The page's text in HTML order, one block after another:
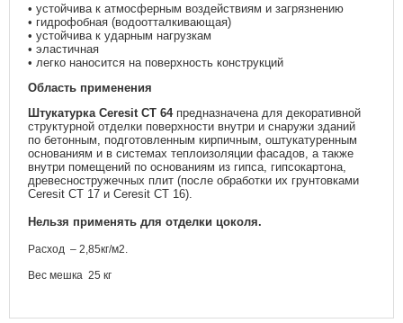
• устойчива к атмосферным воздействиям и загрязнению
• гидрофобная (водоотталкивающая)
• устойчива к ударным нагрузкам
• эластичная
• легко наносится на поверхность конструкций
Область применения
Штукатурка Ceresit CT 64предназначена для декоративной
структурной отделки поверхности внутри и снаружи зданий
по бетонным, подготовленным кирпичным, оштукатуренным
основаниям и в системах теплоизоляции фасадов, а также
внутри помещений по основаниям из гипса, гипсокартона,
древесностружечных плит (после обработки их грунтовками
Ceresit CT 17 и Ceresit CT 16).
Нельзя применять для отделки цоколя.
Расход – 2,85кг/м2.
Вес мешка 25 кг